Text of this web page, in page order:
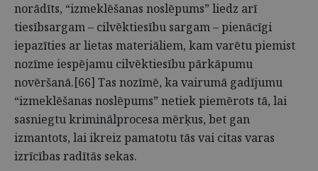
norādīts, “izmeklēšanas noslēpums” liedz arī
tiesībsargam – cilvēktiesību sargam – pienācīgi
iepazīties ar lietas materiāliem, kam varētu piemist
nozīme iespējamu cilvēktiesību pārkāpumu
novēršanā.[66] Tas nozīmē, ka vairumā gadījumu
“izmeklēšanas noslēpums” netiek piemērots tā, lai
sasniegtu kriminālprocesa mērķus, bet gan
izmantots, lai ikreiz pamatotu tās vai citas varas
izrīcības radītās sekas.